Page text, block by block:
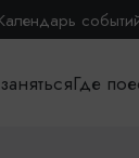
Где